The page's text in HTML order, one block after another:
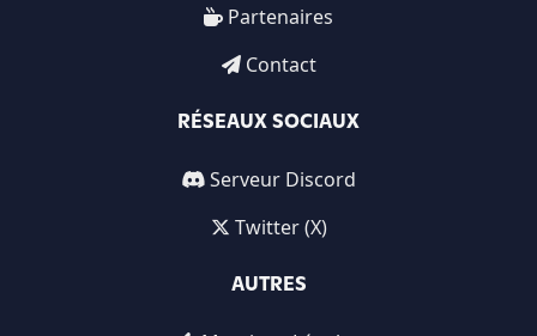
Partenaires
Contact
RÉSEAUX SOCIAUX
Serveur Discord
Twitter (X)
AUTRES